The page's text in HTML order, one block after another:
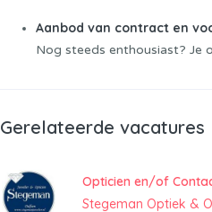
Aanbod van contract en
Nog steeds enthousiast? Je
Gerelateerde vacatures
Opticien en/of
Stegeman Optiek &